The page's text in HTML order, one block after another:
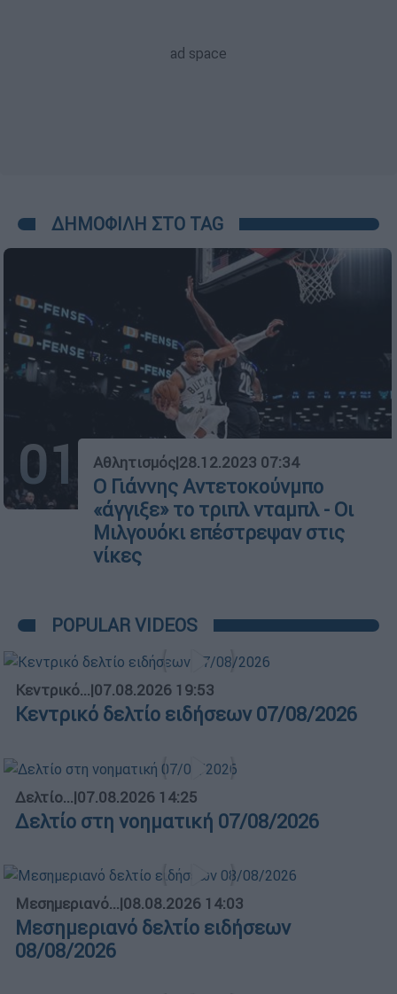
ΔΗΜΟΦΙΛΗ ΣΤΟ TAG
01 Αθλητισμός|28.12.2023 07:34
Ο Γιάννης Αντετοκούνμπο
«άγγιξε» το τριπλ νταμπλ - Οι
Μιλγουόκι επέστρεψαν στις
νίκες
POPULAR VIDEOS
Κεντρικό...|07.08.2026 19:53
Κεντρικό δελτίο ειδήσεων 07/08/2026
Δελτίο...|07.08.2026 14:25
Δελτίο στη νοηματική 07/08/2026
Μεσημεριανό...|08.08.2026 14:03
Μεσημεριανό δελτίο ειδήσεων
08/08/2026